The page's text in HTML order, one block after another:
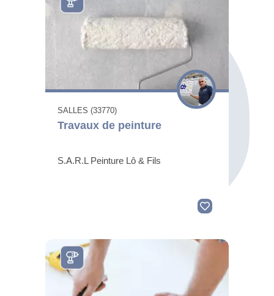
SALLES (33770)
Travaux de peinture
S.A.R.L Peinture Lô & Fils